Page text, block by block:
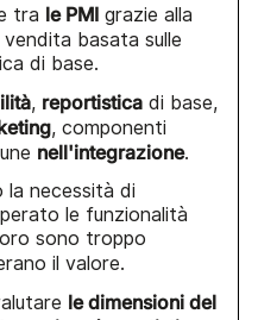
tra le PMI grazie alla
vendita basata sulle
di base.
, reportistica di base,
, componenti
nell'integrazione.
la necessità di
le funzionalità
sono troppo
il valore.
le dimensioni del